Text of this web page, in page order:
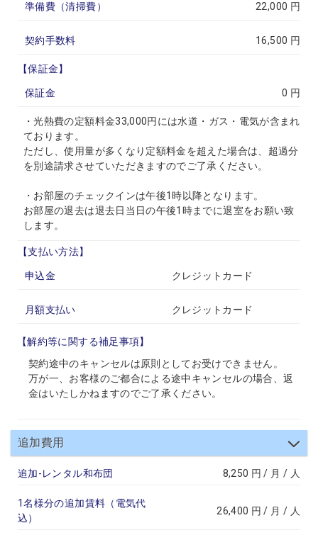
準備費（清掃費） 22,000 円
契約手数料 16,500 円
【保証金】
保証金 0 円
・光熱費の定額料金33,000円には水道・ガス・電気が含まれ
ております。
ただし、使用量が多くなり定額料金を超えた場合は、超過分
を別途請求させていただきますのでご了承ください。
・お部屋のチェックインは午後1時以降となります。
お部屋の退去は退去日当日の午後1時までに退室をお願い致
します。
【支払い方法】
申込金 クレジットカード
月額支払い クレジットカード
【解約等に関する補足事項】
契約途中のキャンセルは原則としてお受けできません。
万が一、お客様のご都合による途中キャンセルの場合、返
金はいたしかねますのでご了承ください。
追加費用
追加-レンタル和布団 8,250 円 / 月 / 人
1名様分の追加賃料（電気代
込）
26,400 円 / 月 / 人